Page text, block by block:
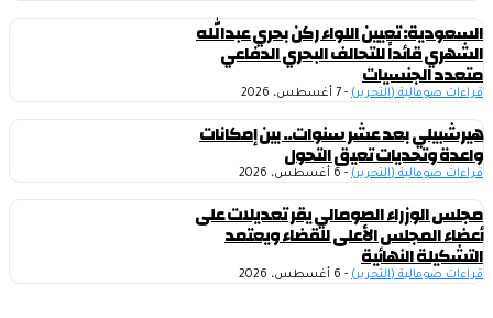
السعودية: تعيين اللواء ركن بحري عبدالله
الشهري قائداً للتحالف البحري الدفاعي
متعدد الجنسيات
قراءات صومالية (التحرير) - 7 أغسطس، 2026
هيرشبيلي بعد عشر سنوات.. بين إمكانات
واعدة وتحديات تعيق التحول
قراءات صومالية (التحرير) - 6 أغسطس، 2026
مجلس الوزراء الصومالي يقر تعديلات على
أعضاء المجلس الأعلى للقضاء ويعتمد
التشكيلة النهائية
قراءات صومالية (التحرير) - 6 أغسطس، 2026